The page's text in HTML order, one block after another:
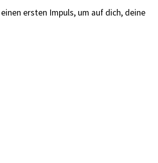
ersten Impuls, um auf dich, deine